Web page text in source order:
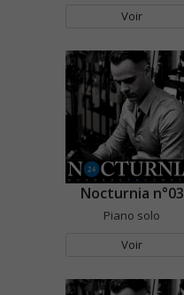
Voir
Nocturnia n°03
Piano solo
Voir